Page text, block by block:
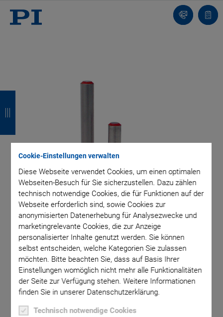
Cookie-Einstellungen verwalten
Diese Webseite verwendet Cookies, um einen optimalen
Webseiten-Besuch für Sie sicherzustellen. Dazu zählen
technisch notwendige Cookies, die für Funktionen auf der
Webseite erforderlich sind, sowie Cookies zur
anonymisierten Datenerhebung für Analysezwecke und
marketingrelevante Cookies, die zur Anzeige
personalisierter Inhalte genutzt werden. Sie können
selbst entscheiden, welche Kategorien Sie zulassen
möchten. Bitte beachten Sie, dass auf Basis Ihrer
Einstellungen womöglich nicht mehr alle Funktionalitäten
der Seite zur Verfügung stehen. Weitere Informationen
finden Sie in unserer Datenschutzerklärung.
Technisch notwendige Cookies
Kontakt
0,3 m).
ü
c
k
ü
c
k
ü
c
k
ü
c
k